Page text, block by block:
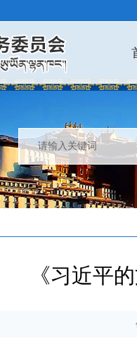
《习近平